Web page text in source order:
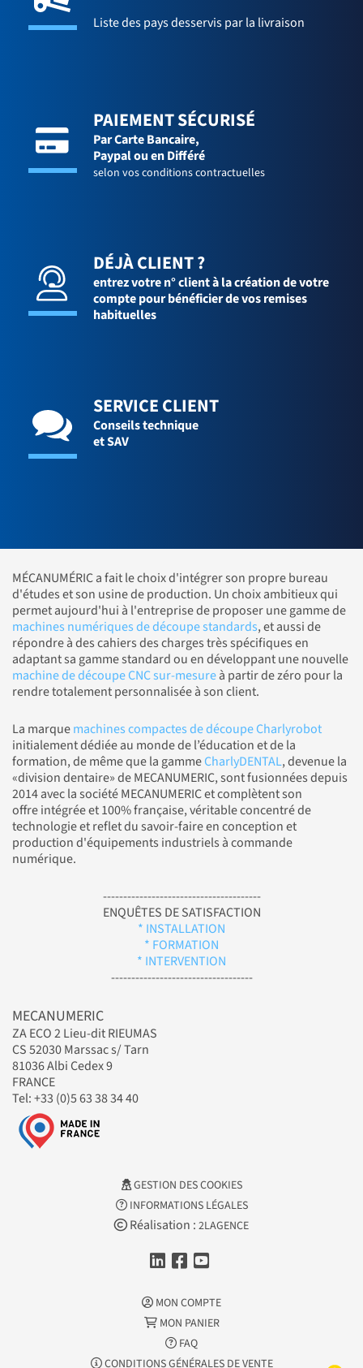
Liste des pays desservis par la livraison
PAIEMENT SÉCURISÉ
Par Carte Bancaire,
Paypal ou en Différé
selon vos conditions contractuelles
DÉJÀ CLIENT ?
entrez votre n° client à la création de votre
compte pour bénéficier de vos remises
habituelles
SERVICE CLIENT
Conseils technique
et SAV
MÉCANUMÉRIC a fait le choix d'intégrer son propre bureau
d'études et son usine de production. Un choix ambitieux qui
permet aujourd'hui à l'entreprise de proposer une gamme de
machines numériques de découpe standards, et aussi de
répondre à des cahiers des charges très spécifiques en
adaptant sa gamme standard ou en développant une nouvelle
machine de découpe CNC sur-mesureà partir de zéro pour la
rendre totalement personnalisée à son client.
La marquemachines compactes de découpe Charlyrobot
initialement dédiée au monde de l’éducation et de la
formation, de même que la gammeCharlyDENTAL, devenue la
«division dentaire» de MECANUMERIC, sont fusionnées depuis
2014 avec la société MECANUMERIC et complètent son
offre intégrée et 100% française, véritable concentré de
technologie et reflet du savoir-faire en conception et
production d'équipements industriels à commande
numérique.
---------------------------------------
ENQUÊTES DE SATISFACTION
* INSTALLATION
* FORMATION
* INTERVENTION
-----------------------------------
MECANUMERIC
ZA ECO 2 Lieu-dit RIEUMAS
CS 52030 Marssac s/ Tarn
81036 Albi Cedex 9
FRANCE
Tel: +33 (0)5 63 38 34 40
GESTION DES COOKIES
INFORMATIONS LÉGALES
Réalisation : 2LAGENCE
MON COMPTE
MON PANIER
FAQ
CONDITIONS GÉNÉRALES DE VENTE